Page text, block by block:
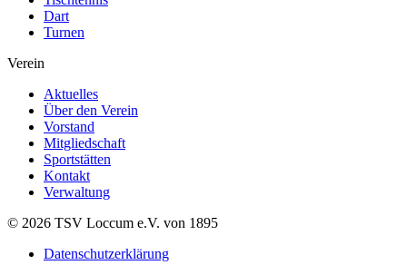
Dart
Turnen
Verein
Aktuelles
Über den Verein
Vorstand
Mitgliedschaft
Sportstätten
Kontakt
Verwaltung
© 2026 TSV Loccum e.V. von 1895
Datenschutzerklärung